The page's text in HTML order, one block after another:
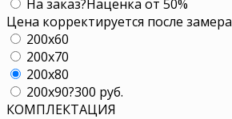
На заказ?Наценка от 50%
Цена корректируется после замера
200x60
200x70
200x80
200x90?300 руб.
КОМПЛЕКТАЦИЯ